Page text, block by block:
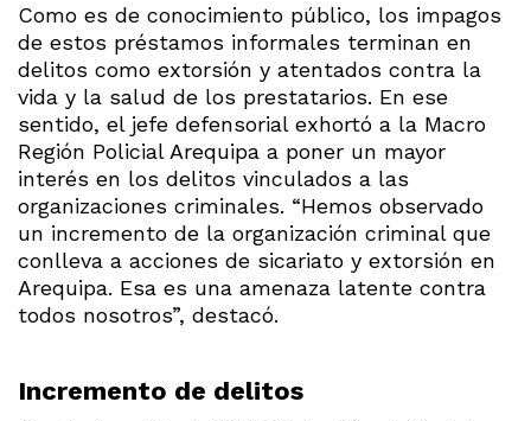
Como es de conocimiento público, los impagos
de estos préstamos informales terminan en
delitos como extorsión y atentados contra la
vida y la salud de los prestatarios. En ese
sentido, el jefe defensorial exhortó a la Macro
Región Policial Arequipa a poner un mayor
interés en los delitos vinculados a las
organizaciones criminales. “Hemos observado
un incremento de la organización criminal que
conlleva a acciones de sicariato y extorsión en
Arequipa. Esa es una amenaza latente contra
todos nosotros”, destacó.
Incremento de delitos